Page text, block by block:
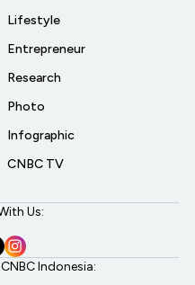
Lifestyle
Entrepreneur
Research
Photo
Infographic
CNBC TV
Us:
Indonesia: